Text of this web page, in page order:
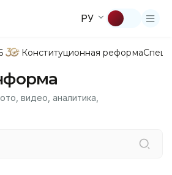
РУ
Конституционная реформа
видео, аналитика,